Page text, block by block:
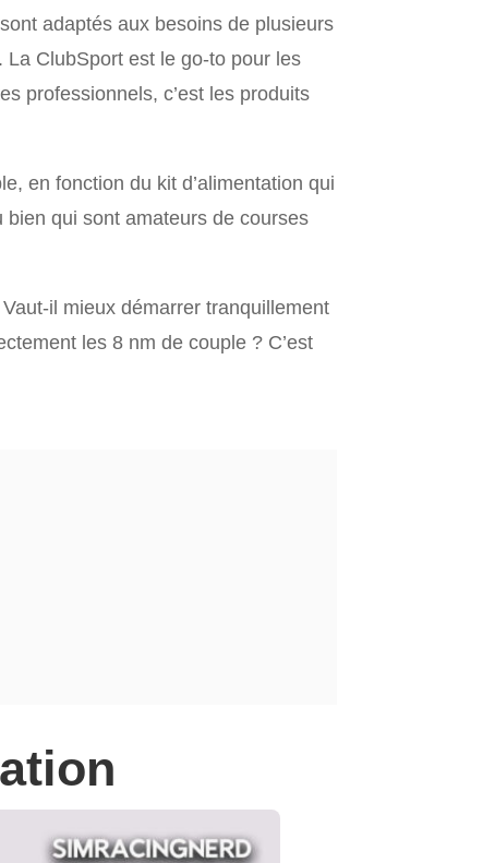
adaptés aux besoins de plusieurs
ClubSport est le go-to pour les
professionnels, c’est les produits
en fonction du kit d’alimentation qui
qui sont amateurs de courses
il mieux démarrer tranquillement
les 8 nm de couple ? C’est